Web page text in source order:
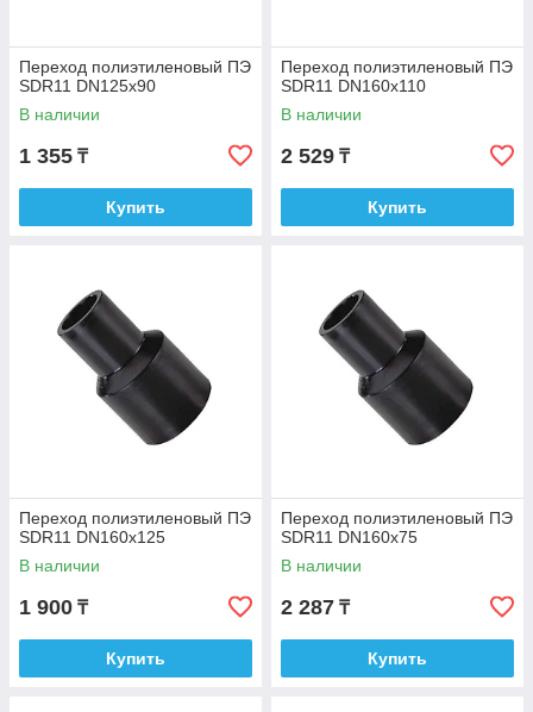
Переход полиэтиленовый ПЭ
SDR11 DN125х90
В наличии
1 355 ₸
Купить
Переход полиэтиленовый ПЭ
SDR11 DN160х110
В наличии
2 529 ₸
Купить
Переход полиэтиленовый ПЭ
SDR11 DN160х125
В наличии
1 900 ₸
Купить
Переход полиэтиленовый ПЭ
SDR11 DN160х75
В наличии
2 287 ₸
Купить